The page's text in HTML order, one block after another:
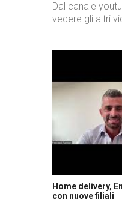
Dal canale
vedere gli altri
Home delivery,
con nuove filiali